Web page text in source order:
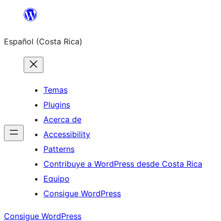
Saltar
contenido
Español (Costa Rica)
Temas
Plugins
Acerca de
Accessibility
Patterns
Contribuye a WordPress desde Costa Rica
Equipo
Consigue WordPress
Consigue WordPress